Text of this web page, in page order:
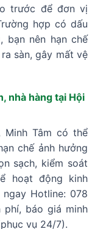
trước để đơn vị
hợp có dấu
bạn nên hạn chế
sàn, gây mất vệ
nhà hàng tại Hội
Tâm có thể
chế ảnh hưởng
sạch, kiểm soát
hoạt động kinh
Hotline: 078
báo giá minh
vụ 24/7).